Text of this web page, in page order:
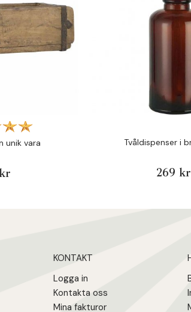
unik vara Tvåldispenser i
269 kr
KONTAKT
Logga in
Kontakta oss
Mina fakturor